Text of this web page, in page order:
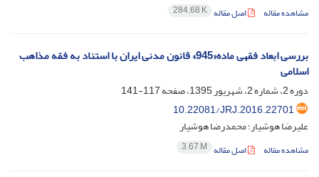
مشاهده مقاله اصل مقاله 284.68 K
بررسی ابعاد فقهی ماده«945» قانون مدنی ایران با استناد به فقه مذاهب
اسلامی
دوره 2، شماره 2، شهریور 1395، صفحه
117-141
10.22081/JRJ.2016.22701
علیرضا هوشیار؛ محمدرضا هوشیار
مشاهده مقاله اصل مقاله 3.67 M